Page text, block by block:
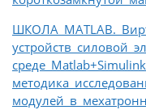
ШКОЛА MATLAB.
устройств силовой
среде
методика
модулей в